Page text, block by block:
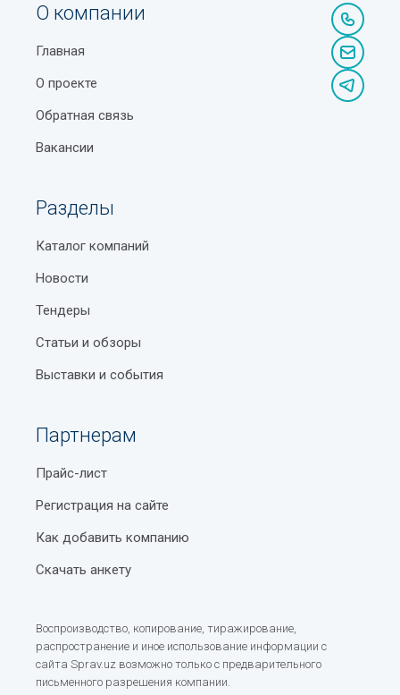
О компании
Главная
О проекте
Обратная связь
Вакансии
Разделы
Каталог компаний
Новости
Тендеры
Статьи и обзоры
Выставки и события
Партнерам
Прайс-лист
Регистрация на сайте
Как добавить компанию
Скачать анкету
Воспроизводство, копирование, тиражирование,
распространение и иное использование информации с
сайта Sprav.uz возможно только с предварительного
письменного разрешения компании.